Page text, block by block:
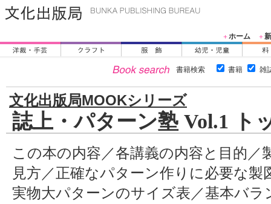
＋ホーム ＋
書籍検索 書籍 雑
文化出版局MOOKシリーズ
誌上・パターン塾 Vol.1 ト
この本の内容／各講義の内容と目的／
見方／正確なパターン作りに必要な
実物大パターンのサイズ表／基本バラ